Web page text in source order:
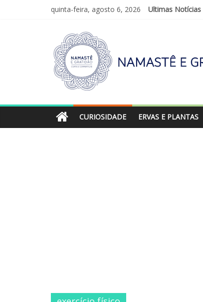
quinta-feira, agosto 6, 2026 Ultimas Notícias
CURIOSIDADE ERVAS E PLANTAS